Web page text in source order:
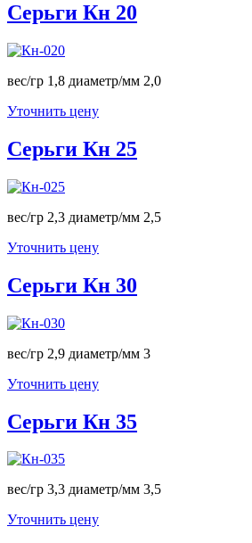
Серьги Кн 20
вес/гр 1,8 диаметр/мм 2,0
Уточнить цену
Серьги Кн 25
вес/гр 2,3 диаметр/мм 2,5
Уточнить цену
Серьги Кн 30
вес/гр 2,9 диаметр/мм 3
Уточнить цену
Серьги Кн 35
вес/гр 3,3 диаметр/мм 3,5
Уточнить цену